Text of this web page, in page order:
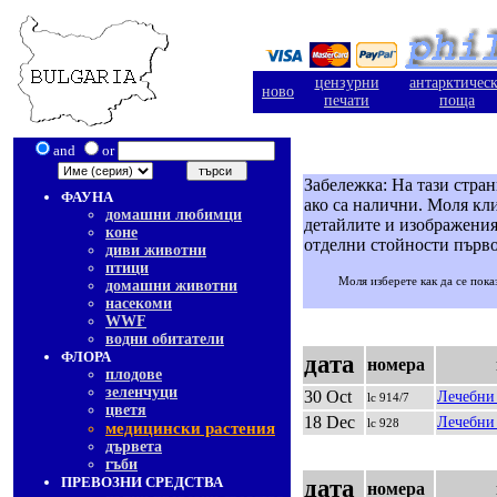
ново
цензурни
печати
поща
and or
ФАУНА
домашни любимци
коне
диви животни
птици
домашни животни
насекоми
WWF
водни обитатели
ФЛОРА
плодове
зеленчуци
цветя
медицински растения
дървета
гъби
ПРЕВОЗНИ СРЕДСТВА
Забележка: На тази
ако са налични. Моля
детайлите и
отделни стойности
Моля изберете как да се
дата номера
30 Oct
lc 914/7 Лечебни
18 Dec lc 928 Лечебни
дата номера